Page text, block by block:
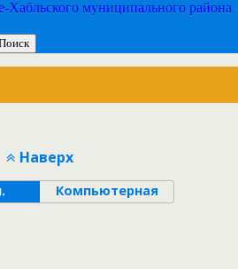
муниципального района
Наверх
Компьютерная